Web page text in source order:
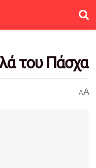
του Πάσχα
AA